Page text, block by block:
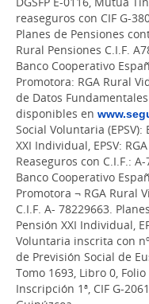
reaseguros con CIF G-
Planes de Pensiones
Rural Pensiones C.I.F.
Banco Cooperativo
Promotora: RGA Rural
de Datos
disponibles en
Social Voluntaria
XXI Individual, EPSV:
Reaseguros con C.I.F.:
Banco Cooperativo
Promotora ¬ RGA Rural
C.I.F. A- 78229663.
Pensión XXI Individual,
Voluntaria inscrita con
de Previsión Social de
Tomo 1693, Libro 0, Folio
Inscripción 1ª, CIF G-